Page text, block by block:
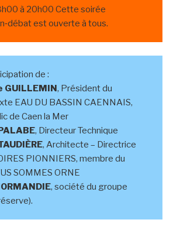
à 20h00 Cette soirée
est ouverte à tous.
de :
GUILLEMIN, Président du
EAU DU BASSIN CAENNAIS,
de Caen la Mer
, Directeur Technique
, Architecte – Directrice
PIONNIERS, membre du
SOMMES ORNE
, société du groupe